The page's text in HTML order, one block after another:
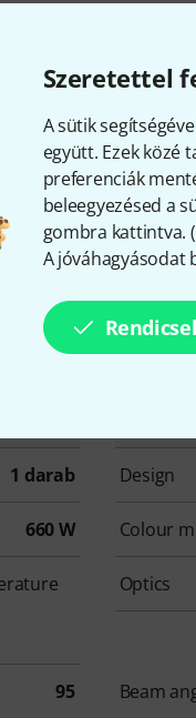
Szeretettel
A sütik
együtt. Ezek közé
preferenciák
beleegyezésed a
gombra kattintva. (
A jóváhagyásodat
cm / szállítódoboz:
kb. 1,1 kg
tápkábelt, 1x
1 darab Design
660 W Colour
Optics
95 Beam